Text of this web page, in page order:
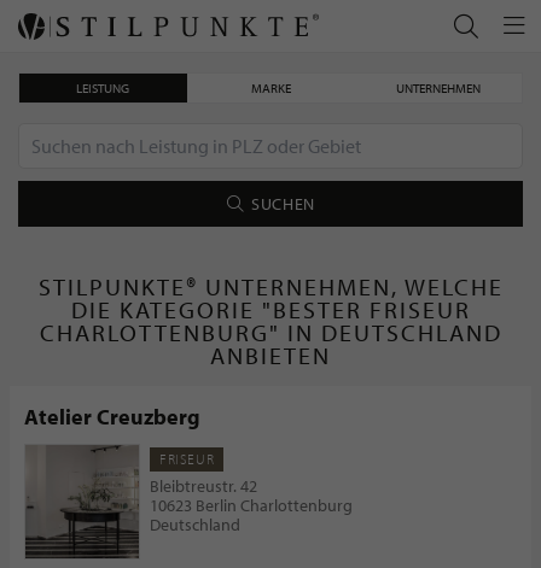
LEISTUNG MARKE UNTERNEHMEN
SUCHEN
STILPUNKTE® UNTERNEHMEN, WELCHE
DIE KATEGORIE "BESTER FRISEUR
CHARLOTTENBURG" IN DEUTSCHLAND
ANBIETEN
Atelier Creuzberg
FRISEUR
Bleibtreustr. 42
10623 Berlin Charlottenburg
Deutschland